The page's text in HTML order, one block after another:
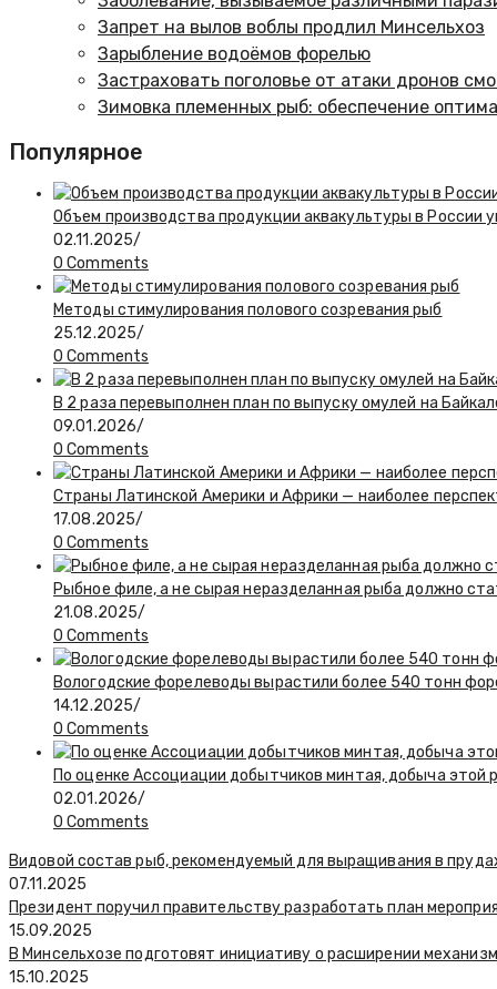
Запрет на вылов воблы продлил Минсельхоз
Зарыбление водоёмов форелью
Застраховать поголовье от атаки дронов
Зимовка племенных рыб: обеспечение
Популярное
Объем производства продукции аквакультуры в России
02.11.2025/
0 Comments
Методы стимулирования полового созревания рыб
25.12.2025/
0 Comments
В 2 раза перевыполнен план по выпуску омулей на
09.01.2026/
0 Comments
Страны Латинской Америки и Африки — наиболее
17.08.2025/
0 Comments
Рыбное филе, а не сырая неразделанная рыба должно
21.08.2025/
0 Comments
Вологодские форелеводы вырастили более 540 тонн
14.12.2025/
0 Comments
По оценке Ассоциации добытчиков минтая, добыча
02.01.2026/
0 Comments
Видовой состав рыб, рекомендуемый для выращивания в
07.11.2025
Президент поручил правительству разработать план
15.09.2025
В Минсельхозе подготовят инициативу о расширении
15.10.2025